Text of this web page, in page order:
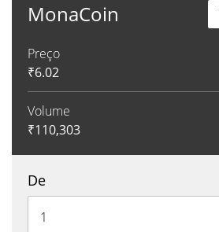
MonaCoin
Preço
₹6.02
Volume
₹110,303
De